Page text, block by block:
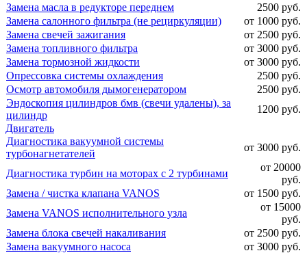
Замена масла в редукторе переднем
2500 руб.
Замена салонного фильтра (не рециркуляции)
от 1000 руб.
Замена свечей зажигания
от 2500 руб.
Замена топливного фильтра
от 3000 руб.
Замена тормозной жидкости
от 3000 руб.
Опрессовка системы охлаждения
2500 руб.
Осмотр автомобиля дымогенератором
2500 руб.
Эндоскопия цилиндров бмв (свечи удалены), за
цилиндр
1200 руб.
Двигатель
Диагностика вакуумной системы
турбонагнетателей
от 3000 руб.
Диагностика турбин на моторах с 2 турбинами
от 20000
руб.
Замена / чистка клапана VANOS
от 1500 руб.
Замена VANOS исполнительного узла
от 15000
руб.
Замена блока свечей накаливания
от 2500 руб.
Замена вакуумного насоса
от 3000 руб.